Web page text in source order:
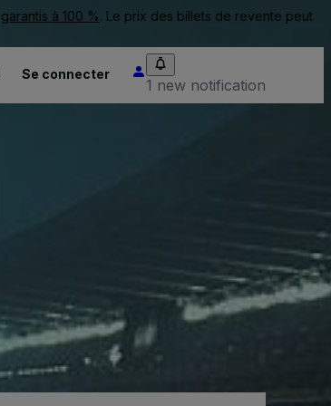
garantis à 100 %. Le prix des billets de revente peut
Se connecter
1 new notification